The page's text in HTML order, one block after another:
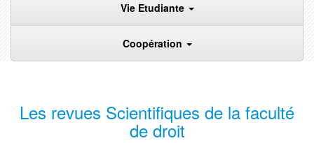
Vie Etudiante
Coopération
Les revues Scientifiques de la faculté
de droit